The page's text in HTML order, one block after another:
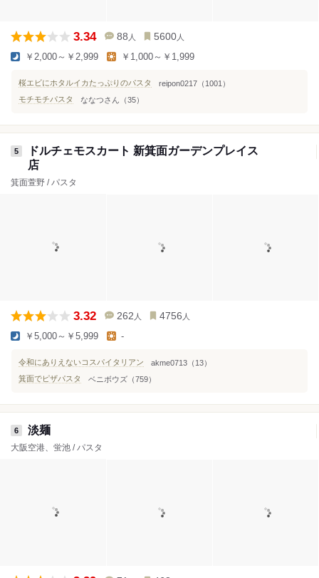
3.34 88 人 5600 人
￥2,000～￥2,999 ￥1,000～￥1,999
桜エビにホタルイカたっぷりのパスタ
reipon0217（1001）
モチモチパスタ
ななつさん（35）
5
ドルチェモスカート 新箕面ガーデンプレイス
店
箕面萱野 / パスタ
3.32 262 人 4756 人
￥5,000～￥5,999 -
令和にありえないコスパイタリアン
akme0713（13）
箕面でピザパスタ
ベニボウズ（759）
6 淡麺
大阪空港、蛍池 / パスタ